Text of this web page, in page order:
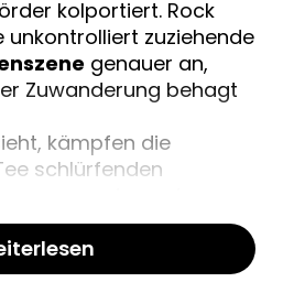
kolportiert. Rock
unkontrolliert zuziehende
genauer an,
Zuwanderung behagt
kämpfen die
schlürfenden
auf
und
Rock und seine